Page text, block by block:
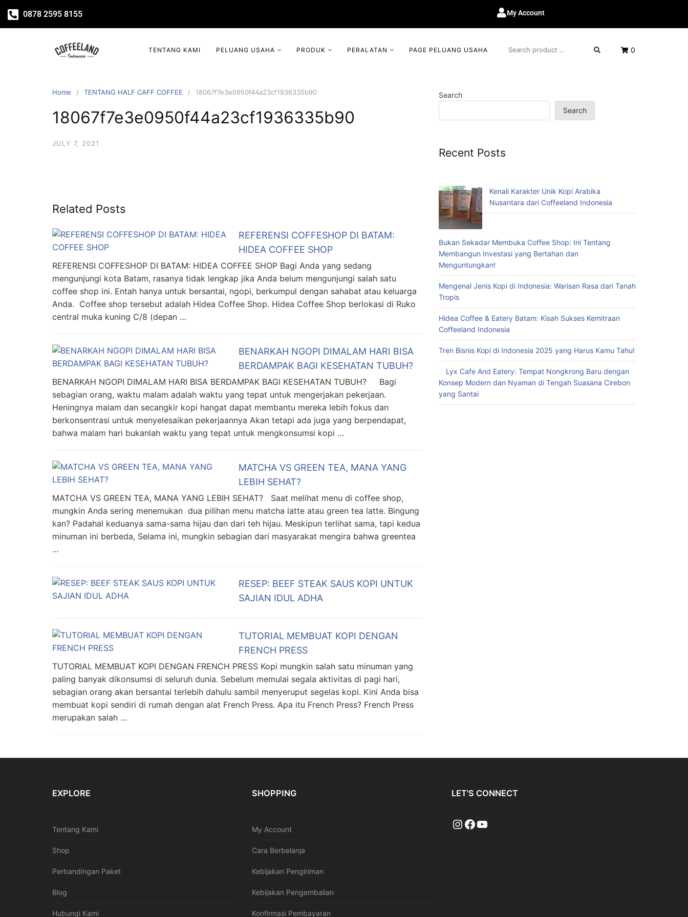
0878 2595 8155 My Account
0
TENTANG KAMI PELUANG USAHA PRODUK PERALATAN PAGE PELUANG USAHA
Home TENTANG HALF CAFF COFFEE 18067f7e3e0950f44a23cf1936335b90
18067f7e3e0950f44a23cf1936335b90
JULY 7, 2021
Related Posts
REFERENSI COFFESHOP DI BATAM:
HIDEA COFFEE SHOP
REFERENSI COFFESHOP DI BATAM: HIDEA COFFEE SHOP Bagi Anda yang sedang
mengunjungi kota Batam, rasanya tidak lengkap jika Anda belum mengunjungi salah satu
coffee shop ini. Entah hanya untuk bersantai, ngopi, berkumpul dengan sahabat atau keluarga
Anda. Coffee shop tersebut adalah Hidea Coffee Shop. Hidea Coffee Shop berlokasi di Ruko
central muka kuning C/8 (depan …
BENARKAH NGOPI DIMALAM HARI BISA
BERDAMPAK BAGI KESEHATAN TUBUH?
BENARKAH NGOPI DIMALAM HARI BISA BERDAMPAK BAGI KESEHATAN TUBUH? Bagi
sebagian orang, waktu malam adalah waktu yang tepat untuk mengerjakan pekerjaan.
Heningnya malam dan secangkir kopi hangat dapat membantu mereka lebih fokus dan
berkonsentrasi untuk menyelesaikan pekerjaannya Akan tetapi ada juga yang berpendapat,
bahwa malam hari bukanlah waktu yang tepat untuk mengkonsumsi kopi …
MATCHA VS GREEN TEA, MANA YANG
LEBIH SEHAT?
MATCHA VS GREEN TEA, MANA YANG LEBIH SEHAT? Saat melihat menu di coffee shop,
mungkin Anda sering menemukan dua pilihan menu matcha latte atau green tea latte. Bingung
kan? Padahal keduanya sama-sama hijau dan dari teh hijau. Meskipun terlihat sama, tapi kedua
minuman ini berbeda, Selama ini, mungkin sebagian dari masyarakat mengira bahwa greentea
…
RESEP: BEEF STEAK SAUS KOPI UNTUK
SAJIAN IDUL ADHA
TUTORIAL MEMBUAT KOPI DENGAN
FRENCH PRESS
TUTORIAL MEMBUAT KOPI DENGAN FRENCH PRESS Kopi mungkin salah satu minuman yang
paling banyak dikonsumsi di seluruh dunia. Sebelum memulai segala aktivitas di pagi hari,
sebagian orang akan bersantai terlebih dahulu sambil menyeruput segelas kopi. Kini Anda bisa
membuat kopi sendiri di rumah dengan alat French Press. Apa itu French Press? French Press
merupakan salah …
Search
Search
Recent Posts
Kenali Karakter Unik Kopi Arabika
Nusantara dari Coffeeland Indonesia
Bukan Sekadar Membuka Coffee Shop: Ini Tentang
Membangun Investasi yang Bertahan dan
Menguntungkan!
Mengenal Jenis Kopi di Indonesia: Warisan Rasa dari Tanah
Tropis
Hidea Coffee & Eatery Batam: Kisah Sukses Kemitraan
Coffeeland Indonesia
Tren Bisnis Kopi di Indonesia 2025 yang Harus Kamu Tahu!
Lyx Cafe And Eatery: Tempat Nongkrong Baru dengan
Konsep Modern dan Nyaman di Tengah Suasana Cirebon
yang Santai
EXPLORE
Tentang Kami
Shop
Perbandingan Paket
Blog
Hubungi Kami
SHOPPING
My Account
Cara Berbelanja
Kebijakan Pengiriman
Kebijakan Pengembalian
Konfirmasi Pembayaran
LET'S CONNECT